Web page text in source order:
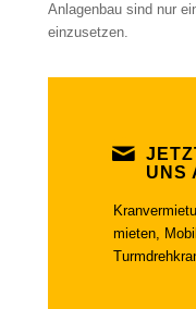
Anlagenbau sind nur
einzusetzen.
UNS
mieten,